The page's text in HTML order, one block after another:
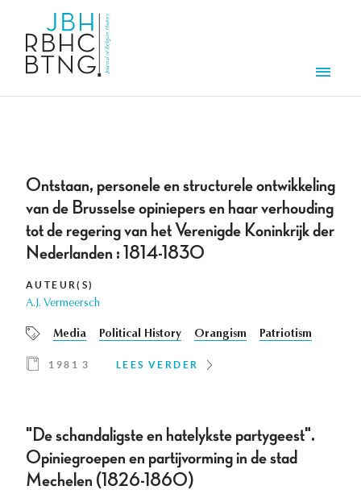
Ontstaan, personele en structurele ontwikkeling
van de Brusselse opiniepers en haar verhouding
tot de regering van het Verenigde Koninkrijk der
Nederlanden : 1814-1830
AUTEUR(S)
A.J. Vermeersch
Media Political History Orangism Patriotism
1981 3 LEES VERDER
"De schandaligste en hatelykste partygeest".
Opiniegroepen en partijvorming in de stad
Mechelen (1826-1860)